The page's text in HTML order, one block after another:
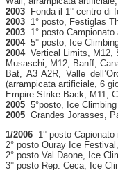
2003 Fonda il 1° centro di
2003 1° posto, Festiglas
2003 1° posto Campionato
20045° posto, Ice
2004Vertical Limits, M12,
Musaschi, M12, Banff,
Bat, A3 A2R, Valle
(arrampicata artificiale, 6
Empire Strike Back, M11,
2005 5°posto, Ice
2005 Grandes Jorasses,
1/2006 1° posto
2° posto Ouray Ice
2° posto Val Daone, Ice
3° posto Rep. Ceca, Ice